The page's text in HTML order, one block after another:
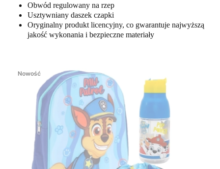
Obwód regulowany na rzep
Usztywniany daszek czapki
Oryginalny produkt licencyjny, co gwarantuje najwyższą
jakość wykonania i bezpieczne materiały
Nowość